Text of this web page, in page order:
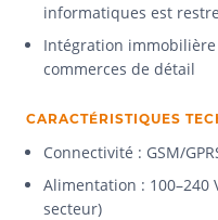
informatiques est
Intégration
commerces de détail
CARACTÉRISTIQUES
Connectivité : GSM/
Alimentation : 100–240
secteur)